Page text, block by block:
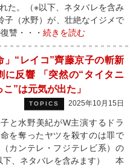
た。（※以下、ネタバレを含み
（水野）が、壮絶なイジメで
讐・・・ 続きを読む
」“レイコ”齊藤京子の斬新
に反響 「突然の“タイタニ
こ”は元気が出た」
TOPICS 2025年10月15日
と水野美紀がW主演するドラ
を奪ったヤツを殺すのは罪で
カンテレ・フジテレビ系）の
下、ネタバレを含みます） 本